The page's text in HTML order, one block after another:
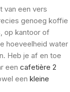
van een vers
genoeg koffie
op kantoor of
hoeveelheid water
Heb je af en toe
een cafetière 2
een kleine